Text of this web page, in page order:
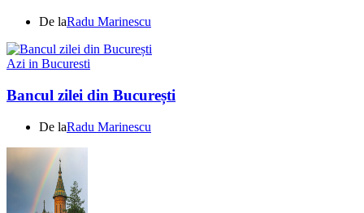
De laRadu Marinescu
Azi in Bucuresti
Bancul zilei din București
De laRadu Marinescu